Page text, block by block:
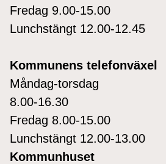
Fredag 9.00-15.00
Lunchstängt 12.00-12.45
Kommunens telefonväxel
Måndag-torsdag
8.00-16.30
Fredag 8.00-15.00
Lunchstängt 12.00-13.00
Kommunhuset